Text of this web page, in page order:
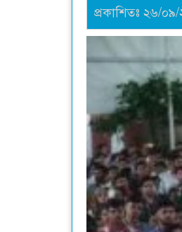
প্রকাশিতঃ ২৬/